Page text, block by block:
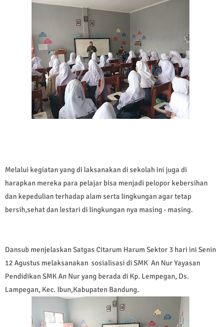
Melalui kegiatan yang di laksanakan di sekolah ini juga di
harapkan mereka para pelajar bisa menjadi pelopor kebersihan
dan kepedulian terhadap alam serta lingkungan agar tetap
bersih,sehat dan lestari di lingkungan nya masing - masing.
Dansub menjelaskan Satgas Citarum Harum Sektor 3 hari ini Senin
12 Agustus melaksanakan sosialisasi di SMK An Nur Yayasan
Pendidikan SMK An Nur yang berada di Kp. Lempegan, Ds.
Lampegan, Kec. Ibun,Kabupaten Bandung.